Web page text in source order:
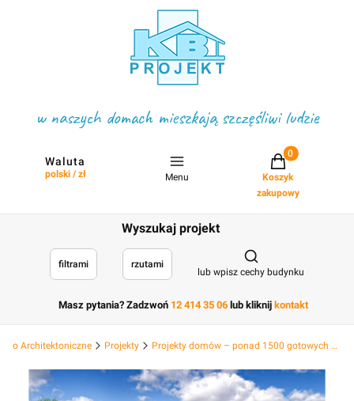
w naszych domach mieszkają szczęśliwi ludzie
Waluta
polski / zł Menu
Projekty w
Koszyk
zakupowy
Wyszukaj projekt
filtrami rzutami
Otwórz
lub wpisz cechy budynku
Masz pytania? Zadzwoń 12 414 35 06 lub kliknij kontakt
Architektoniczne Projekty Projekty domów – ponad 1500 gotowych projektów